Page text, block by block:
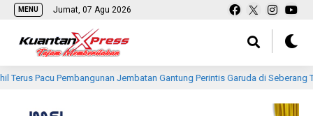
MENU Jumat, 07 Agu 2026
Pembangunan Jembatan Gantung Perintis Garuda di Seberang Tembilahan